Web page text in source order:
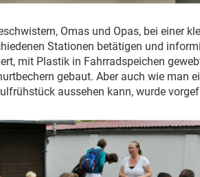
Omas und Opas, bei einer
Stationen betätigen und
mit Plastik in Fahrradspeichen
gebaut. Aber auch wie man
aussehen kann, wurde